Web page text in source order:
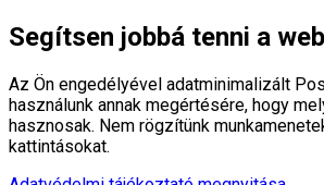
Segítsen jobbá tenni a
Az Ön engedélyével adatminimalizált
használunk annak megértésére, hogy
hasznosak. Nem rögzítünk
kattintásokat.